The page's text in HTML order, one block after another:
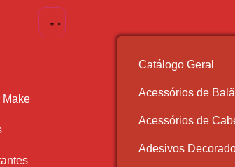
Make
Catálogo Geral
Acessórios de
Acessórios de
Adesivos